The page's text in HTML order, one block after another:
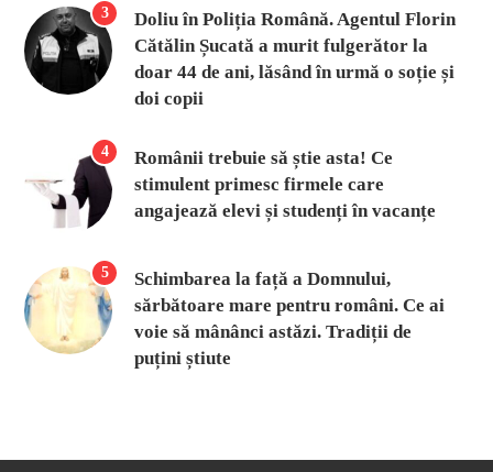
3
Doliu în Poliția Română. Agentul Florin
Cătălin Șucată a murit fulgerător la
doar 44 de ani, lăsând în urmă o soție și
doi copii
4
Românii trebuie să știe asta! Ce
stimulent primesc firmele care
angajează elevi și studenți în vacanțe
5
Schimbarea la față a Domnului,
sărbătoare mare pentru români. Ce ai
voie să mânânci astăzi. Tradiții de
puțini știute